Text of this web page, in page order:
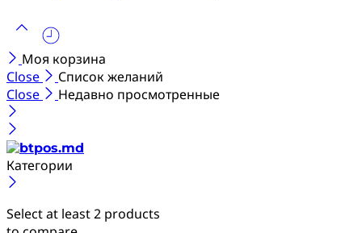
Моя корзина
Close
Список желаний
Close
Недавно просмотренные
Категории
Select at least 2 products